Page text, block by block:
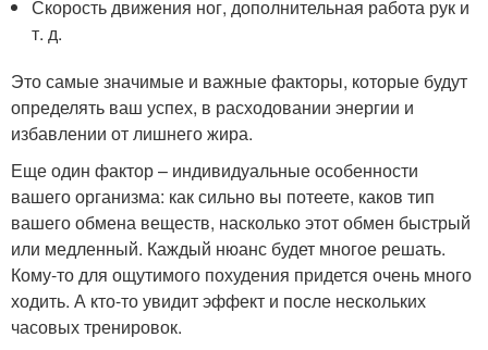
Скорость движения ног, дополнительная работа рук и
т. д.
Это самые значимые и важные факторы, которые будут
определять ваш успех, в расходовании энергии и
избавлении от лишнего жира.
Еще один фактор – индивидуальные особенности
вашего организма: как сильно вы потеете, каков тип
вашего обмена веществ, насколько этот обмен быстрый
или медленный. Каждый нюанс будет многое решать.
Кому-то для ощутимого похудения придется очень много
ходить. А кто-то увидит эффект и после нескольких
часовых тренировок.